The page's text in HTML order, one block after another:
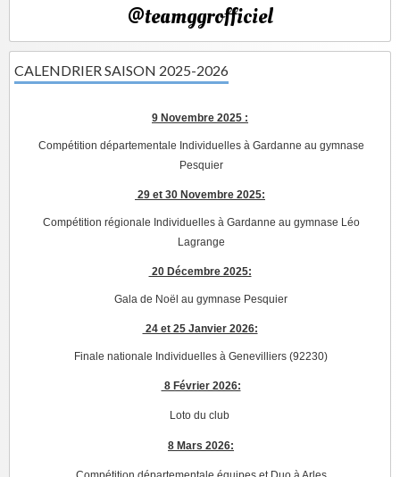
@teamggrofficiel
CALENDRIER SAISON 2025-2026
9 Novembre 2025 :
Compétition départementale Individuelles à Gardanne au gymnase
Pesquier
29 et 30 Novembre 2025:
Compétition régionale Individuelles à Gardanne au gymnase Léo
Lagrange
20 Décembre 2025:
Gala de Noël au gymnase Pesquier
24 et 25 Janvier 2026:
Finale nationale Individuelles à Genevilliers (92230)
8 Février 2026:
Loto du club
8 Mars 2026: